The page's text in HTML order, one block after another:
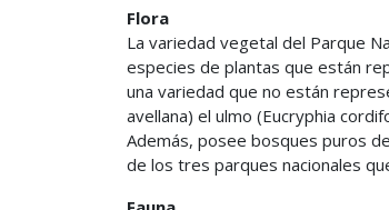
Flora
La variedad vegetal del Parque
especies de plantas que están
una variedad que no están
avellana) el ulmo (Eucryphia
Además, posee bosques puros
de los tres parques nacionales